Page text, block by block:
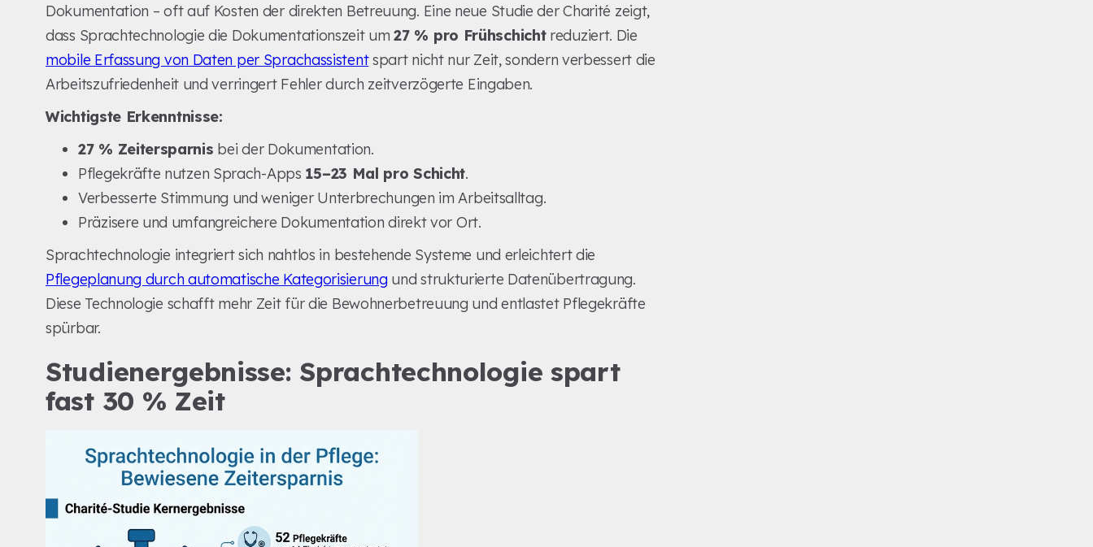
Dokumentation – oft auf Kosten der direkten Betreuung. Eine neue Studie der Charité zeigt,
dass Sprachtechnologie die Dokumentationszeit um27 % pro Frühschichtreduziert. Die
mobile Erfassung von Daten per Sprachassistentspart nicht nur Zeit, sondern verbessert die
Arbeitszufriedenheit und verringert Fehler durch zeitverzögerte Eingaben.
Wichtigste Erkenntnisse:
27 % Zeitersparnis bei der Dokumentation.
Pflegekräfte nutzen Sprach-Apps 15–23 Mal pro Schicht.
Verbesserte Stimmung und weniger Unterbrechungen im Arbeitsalltag.
Präzisere und umfangreichere Dokumentation direkt vor Ort.
Sprachtechnologie integriert sich nahtlos in bestehende Systeme und erleichtert die
Pflegeplanung durch automatische Kategorisierung und strukturierte Datenübertragung.
Diese Technologie schafft mehr Zeit für die Bewohnerbetreuung und entlastet Pflegekräfte
spürbar.
Studienergebnisse: Sprachtechnologie spart
fast 30 % Zeit